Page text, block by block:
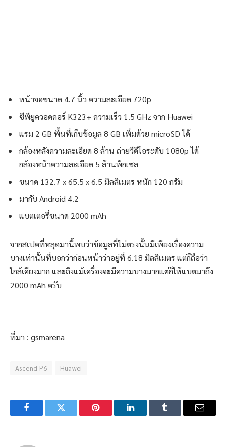
หน้าจอขนาด 4.7 นิ้ว ความละเอียด 720p
ซีพียูควอดคอร์ K323+ ความเร็ว 1.5 GHz จาก Huawei
แรม 2 GB พื้นที่เก็บข้อมูล 8 GB เพิ่มด้วย microSD ได้
กล้องหลังความละเอียด 8 ล้าน ถ่ายวีดีโอระดับ 1080p ได้
กล้องหน้าความละเอียด 5 ล้านพิกเซล
ขนาด 132.7 x 65.5 x 6.5 มิลลิเมตร หนัก 120 กรัม
มากับ Android 4.2
แบตเตอรี่ขนาด 2000 mAh
จากสเปคที่หลุดมานี้พบว่าข้อมูลที่ไม่ตรงนั้นมีเพียงเรื่องความ
บางเท่านั้นที่บอกว่าก่อนหน้าว่าอยู่ที่ 6.18 มิลลิเมตร แต่ก็ถือว่า
ใกล้เคียงมาก และถึงแม้เครื่องจะมีความบางมากแต่ก็ให้แบตมาถึง
2000 mAh ครับ
ที่มา : gsmarena
Ascend P6 Huawei
FacebookTwitter Pinterest LinkedInTumblr Email